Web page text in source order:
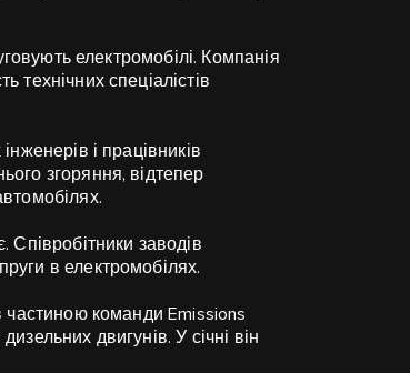
електромобілі. Компанія
спеціалістів
і працівників
згоряння, відтепер
Співробітники заводів
в електромобілях.
частиною команди Emissions
двигунів. У січні він